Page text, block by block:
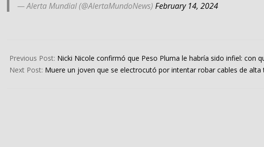
— Alerta Mundial (@AlertaMundoNews) February 14, 2024
02-
14
Previous Post: Nicki Nicole confirmó que Peso Pluma le habría sido infiel: con
Next Post: Muere un joven que se electrocutó por intentar robar cables de alta